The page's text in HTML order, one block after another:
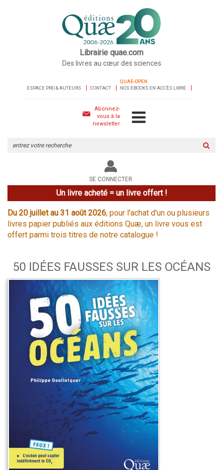
Librairie quae.com
Des livres au cœur des sciences
ESPACE PRO & AUTEURS CONTACT
QUAE-OPEN
NOS EBOOKS EN ACCÈS LIBRE
Abonnez-
vous à la
newsletter
le
site
SE CONNECTER
Un livre acheté = un livre offert !
Du 20 juillet au 31 août 2026, pour l'achat d'un ou plusieurs
livres papier publiés aux éditions Quæ, un livre vous est
offert parmi trois titres de notre catalogue !
50 IDÉES FAUSSES SUR LES OCÉANS